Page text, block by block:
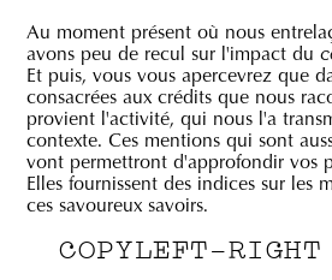
Au moment présent où nous
avons peu de recul sur l'impact du
Et puis, vous vous apercevrez que
consacrées aux crédits que nous
provient l'activité, qui nous l'a
contexte. Ces mentions qui sont
vont permettront d'approfondir vos
Elles fournissent des indices sur les
ces savoureux savoirs.
COPYLEFT-RIGHT